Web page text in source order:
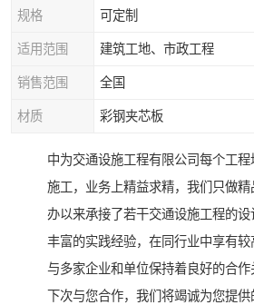
规格 可定制
适用范围 建筑工地、市政工程
销售范围 全国
材质 彩钢夹芯板
中为交通设施工程有限公司每个工
施工，业务上精益求精，我们只做精
办以来承接了若干交通设施工程的
丰富的实践经验，在同行业中享有
与多家企业和单位保持着良好的合
下次与您合作，我们将竭诚为您提供